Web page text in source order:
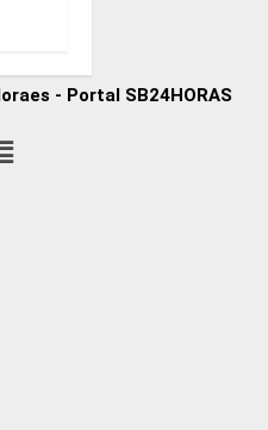
- Portal SB24HORAS